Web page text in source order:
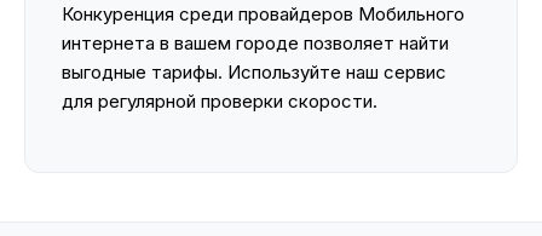
Конкуренция среди провайдеров Мобильного
интернета в вашем городе позволяет найти
выгодные тарифы. Используйте наш сервис
для регулярной проверки скорости.